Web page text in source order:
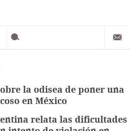
la odisea de poner una
en México
relata las dificultades